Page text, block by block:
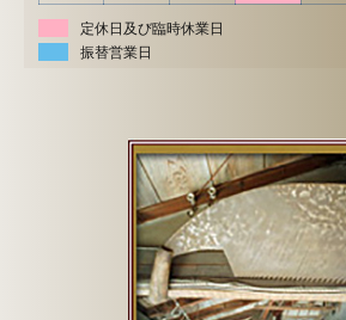
定休日及び臨時休業日
振替営業日